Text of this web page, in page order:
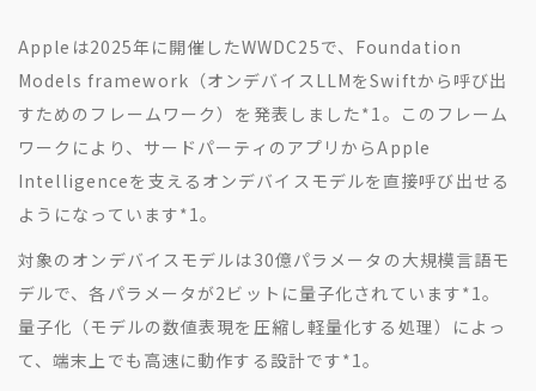
Appleは2025年に開催したWWDC25で、Foundation
Models framework（オンデバイスLLMをSwiftから呼び出
すためのフレームワーク）を発表しました*1 。このフレーム
ワークにより、サードパーティのアプリからApple
Intelligenceを支えるオンデバイスモデルを直接呼び出せる
ようになっています*1。
対象のオンデバイスモデルは30億パラメータの大規模言語モ
デルで、各パラメータが2ビットに量子化されています*1。
量子化（モデルの数値表現を圧縮し軽量化する処理）によっ
て、端末上でも高速に動作する設計です*1。